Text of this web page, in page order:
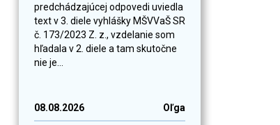
predchádzajúcej odpovedi uviedla
text v 3. diele vyhlášky MŠVVaŠ SR
č. 173/2023 Z. z., vzdelanie som
hľadala v 2. diele a tam skutočne
nie je...
08.08.2026 Oľga